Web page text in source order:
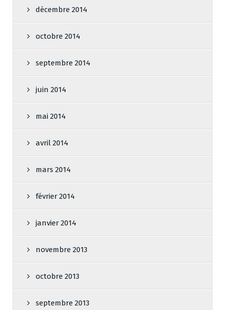
décembre 2014
octobre 2014
septembre 2014
juin 2014
mai 2014
avril 2014
mars 2014
février 2014
janvier 2014
novembre 2013
octobre 2013
septembre 2013